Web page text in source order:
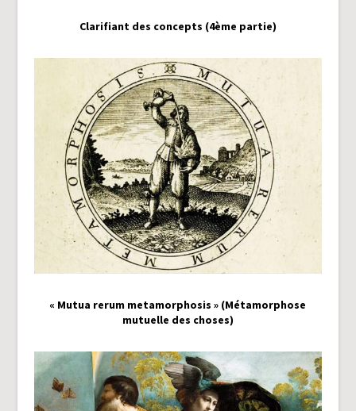
Clarifiant des concepts (4ème partie)
« Mutua rerum metamorphosis » (Métamorphose
mutuelle des choses)